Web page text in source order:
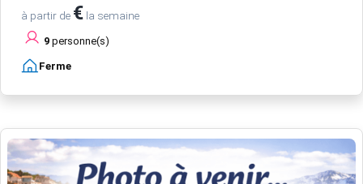
à partir de € la semaine
9 personne(s)
Ferme